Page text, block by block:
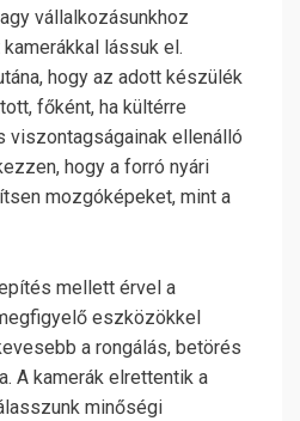
vállalkozásunkhoz
lássuk el.
hogy az adott készülék
főként, ha kültérre
viszontagságainak ellenálló
hogy a forró nyári
mozgóképeket, mint a
mellett érvel a
eszközökkel
a rongálás, betörés
A kamerák elrettentik a
minőségi